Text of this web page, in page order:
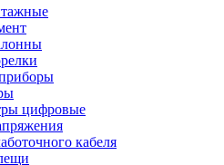
цифровые
кабеля